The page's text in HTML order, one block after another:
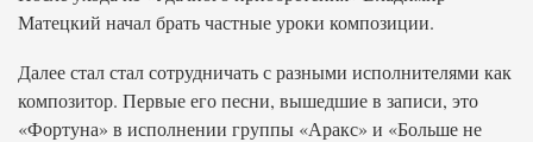
Матецкий начал брать частные уроки композиции.
Далее стал стал сотрудничать с разными исполнителями как
композитор. Первые его песни, вышедшие в записи, это
«Фортуна» в исполнении группы «Аракс» и «Больше не